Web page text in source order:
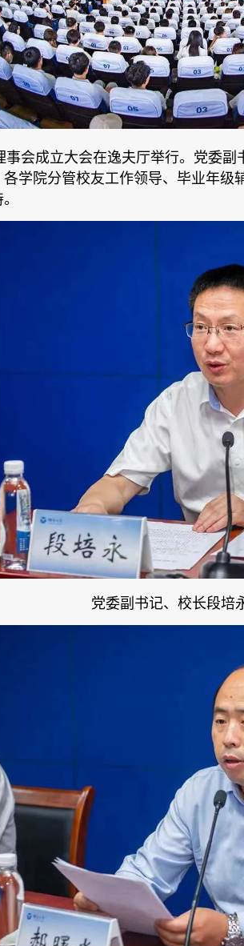
事会成立大会在逸夫厅举行。党委
学院分管校友工作领导、毕业年级
党委副书记、校长段培